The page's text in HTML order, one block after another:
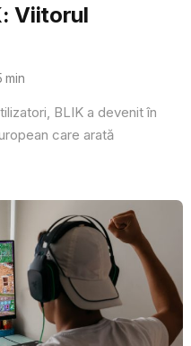
Viitorul
min
BLIK a devenit în
care arată